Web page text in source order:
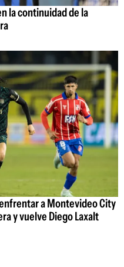
la continuidad de la
a Montevideo City
y vuelve Diego Laxalt